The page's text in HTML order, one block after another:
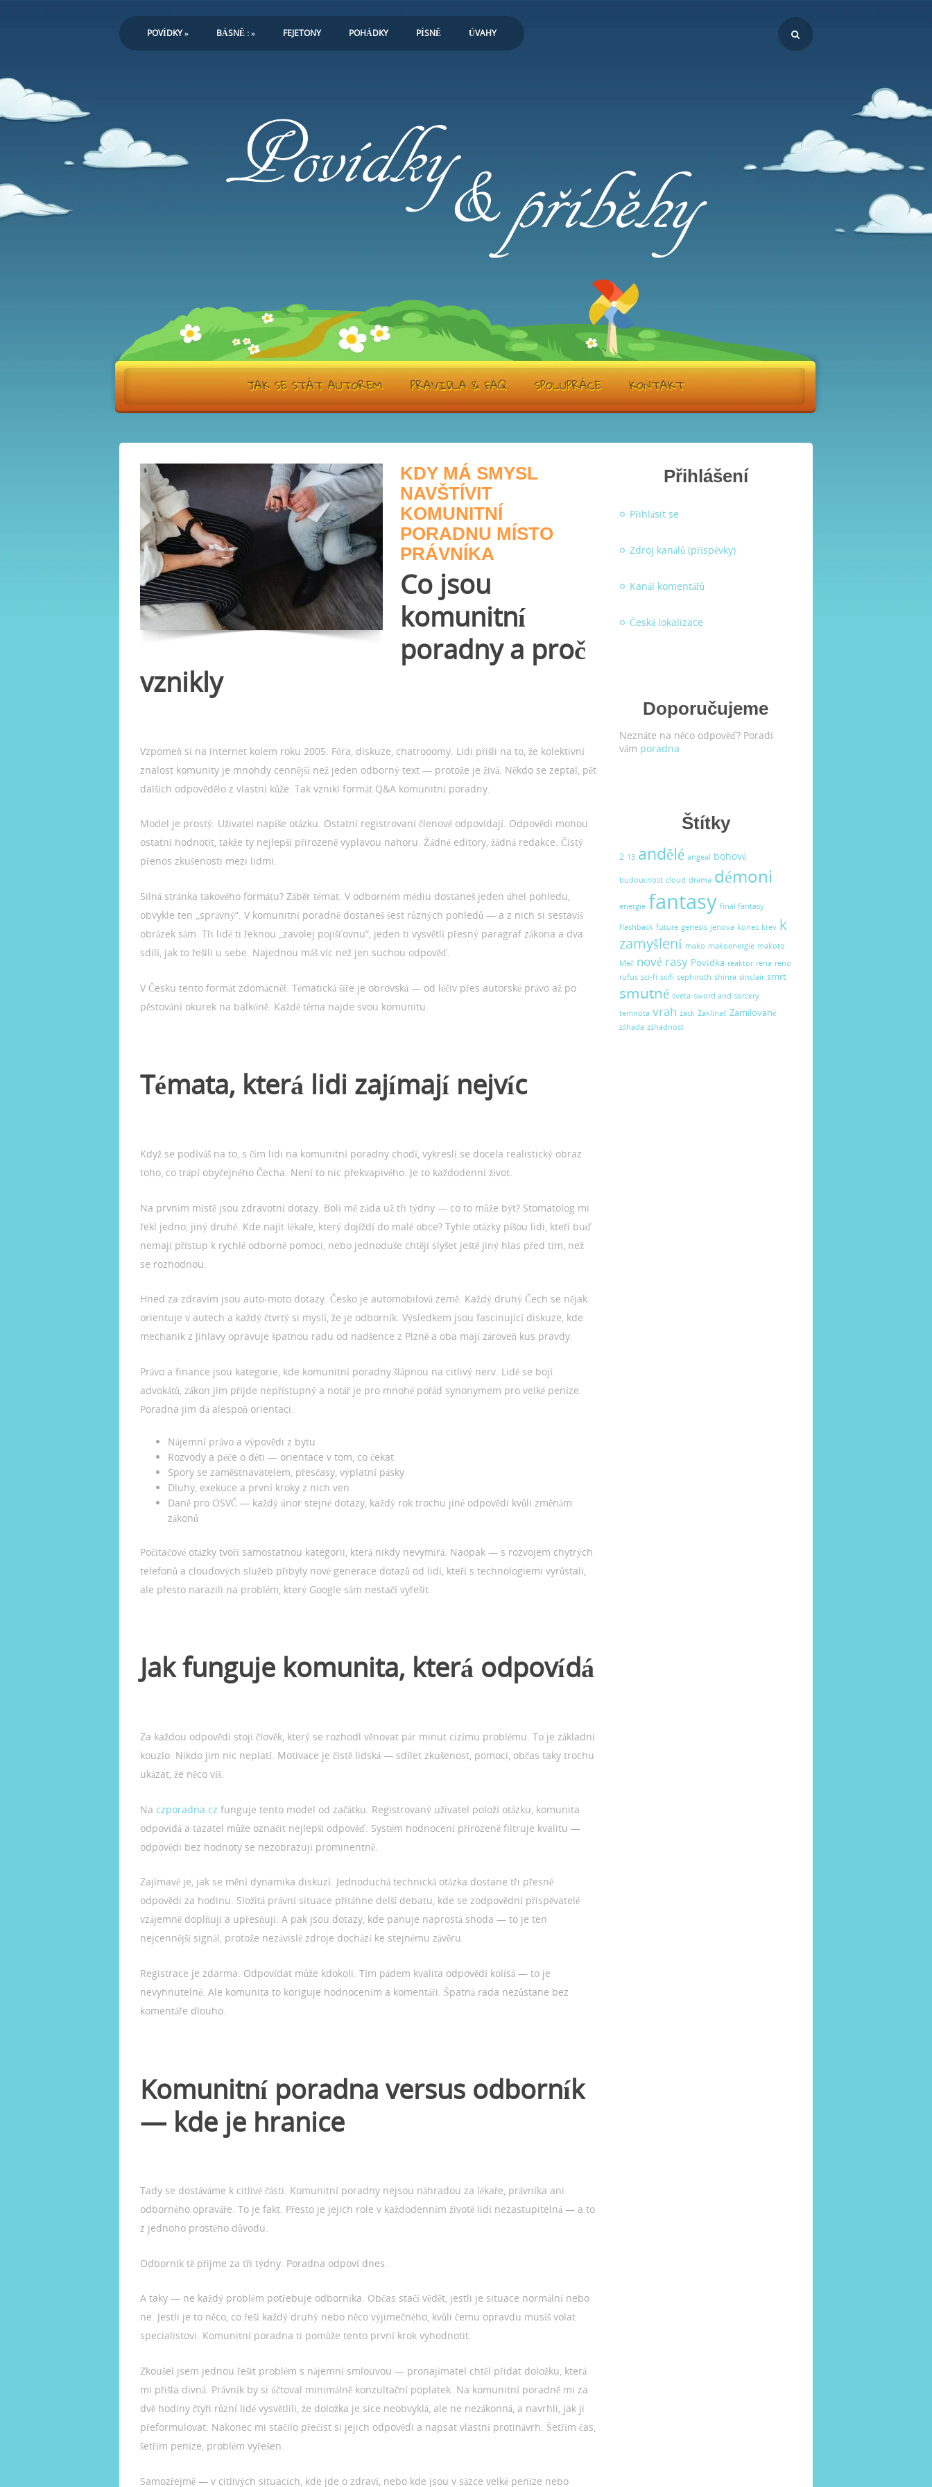
POVÍDKY» BÁSNĚ :» FEJETONY POHÁDKY PÍSNĚ ÚVAHY
JAK SE STÁT AUTOREM PRAVIDLA & FAQ SPOLUPRÁCE KONTAKT
KDY MÁ SMYSL
NAVŠTÍVIT
KOMUNITNÍ
PORADNU MÍSTO
PRÁVNÍKA
Co jsou
komunitní
poradny a proč
vznikly
Vzpomeň si na internet kolem roku 2005. Fóra, diskuze, chatrooomy. Lidi přišli na to, že kolektivní
znalost komunity je mnohdy cennější než jeden odborný text — protože je živá. Někdo se zeptal, pět
dalších odpovědělo z vlastní kůže. Tak vznikl formát Q&A komunitní poradny.
Model je prostý. Uživatel napíše otázku. Ostatní registrovaní členové odpovídají. Odpovědi mohou
ostatní hodnotit, takže ty nejlepší přirozeně vyplavou nahoru. Žádné editory, žádná redakce. Čistý
přenos zkušenosti mezi lidmi.
Silná stránka takového formátu? Záběr témat. V odborném médiu dostaneš jeden úhel pohledu,
obvykle ten „správný“. V komunitní poradně dostaneš šest různých pohledů — a z nich si sestavíš
obrázek sám. Tři lidé ti řeknou „zavolej pojišťovnu“, jeden ti vysvětlí přesný paragraf zákona a dva
sdílí, jak to řešili u sebe. Najednou máš víc než jen suchou odpověď.
V Česku tento formát zdomácněl. Tématická šíře je obrovská — od léčiv přes autorské právo až po
pěstování okurek na balkóně. Každé téma najde svou komunitu.
Témata, která lidi zajímají nejvíc
Když se podíváš na to, s čím lidi na komunitní poradny chodí, vykreslí se docela realistický obraz
toho, co trápí obyčejného Čecha. Není to nic překvapivého. Je to každodenní život.
Na prvním místě jsou zdravotní dotazy. Bolí mě záda už tři týdny — co to může být? Stomatolog mi
řekl jedno, jiný druhé. Kde najít lékaře, který dojíždí do malé obce? Tyhle otázky píšou lidi, kteří buď
nemají přístup k rychlé odborné pomoci, nebo jednoduše chtějí slyšet ještě jiný hlas před tím, než
se rozhodnou.
Hned za zdravím jsou auto-moto dotazy. Česko je automobilová země. Každý druhý Čech se nějak
orientuje v autech a každý čtvrtý si myslí, že je odborník. Výsledkem jsou fascinující diskuze, kde
mechanik z Jihlavy opravuje špatnou radu od nadšence z Plzně a oba mají zároveň kus pravdy.
Právo a finance jsou kategorie, kde komunitní poradny šlápnou na citlivý nerv. Lidé se bojí
advokátů, zákon jim přijde nepřístupný a notář je pro mnohé pořád synonymem pro velké peníze.
Poradna jim dá alespoň orientaci.
Nájemní právo a výpovědi z bytu
Rozvody a péče o děti — orientace v tom, co čekat
Spory se zaměstnavatelem, přesčasy, výplatní pásky
Dluhy, exekuce a první kroky z nich ven
Daně pro OSVČ — každý únor stejné dotazy, každý rok trochu jiné odpovědi kvůli změnám
zákonů
Počítačové otázky tvoří samostatnou kategorii, která nikdy nevymírá. Naopak — s rozvojem chytrých
telefonů a cloudových služeb přibyly nové generace dotazů od lidí, kteří s technologiemi vyrůstali,
ale přesto narazili na problém, který Google sám nestačí vyřešit.
Jak funguje komunita, která odpovídá
Za každou odpovědí stojí člověk, který se rozhodl věnovat pár minut cizímu problému. To je základní
kouzlo. Nikdo jim nic neplatí. Motivace je čistě lidská — sdílet zkušenost, pomoci, občas taky trochu
ukázat, že něco víš.
Na czporadna.cz funguje tento model od začátku. Registrovaný uživatel položí otázku, komunita
odpovídá a tazatel může označit nejlepší odpověď. Systém hodnocení přirozeně filtruje kvalitu —
odpovědi bez hodnoty se nezobrazují prominentně.
Zajímavé je, jak se mění dynamika diskuzí. Jednoduchá technická otázka dostane tři přesné
odpovědi za hodinu. Složitá právní situace přitáhne delší debatu, kde se zodpovědní přispěvatelé
vzájemně doplňují a upřesňují. A pak jsou dotazy, kde panuje naprostá shoda — to je ten
nejcennější signál, protože nezávislé zdroje dochází ke stejnému závěru.
Registrace je zdarma. Odpovídat může kdokoli. Tím pádem kvalita odpovědí kolísá — to je
nevyhnutelné. Ale komunita to koriguje hodnocením a komentáři. Špatná rada nezůstane bez
komentáře dlouho.
Komunitní poradna versus odborník
— kde je hranice
Tady se dostáváme k citlivé části. Komunitní poradny nejsou náhradou za lékaře, právníka ani
odborného opraváře. To je fakt. Přesto je jejich role v každodenním životě lidí nezastupitelná — a to
z jednoho prostého důvodu.
Odborník tě přijme za tři týdny. Poradna odpoví dnes.
A taky — ne každý problém potřebuje odborníka. Občas stačí vědět, jestli je situace normální nebo
ne. Jestli je to něco, co řeší každý druhý nebo něco výjimečného, kvůli čemu opravdu musíš volat
specialistovi. Komunitní poradna ti pomůže tento první krok vyhodnotit.
Zkoušel jsem jednou řešit problém s nájemní smlouvou — pronajímatel chtěl přidat doložku, která
mi přišla divná. Právník by si účtoval minimálně konzultační poplatek. Na komunitní poradně mi za
dvě hodiny čtyři různí lidé vysvětlili, že doložka je sice neobvyklá, ale ne nezákonná, a navrhli, jak ji
přeformulovat. Nakonec mi stačilo přečíst si jejich odpovědi a napsat vlastní protinávrh. Šetřím čas,
šetřím peníze, problém vyřešen.
Samozřejmě — v citlivých situacích, kde jde o zdraví, nebo kde jsou v sázce velké peníze nebo
Přihlášení
Přihlásit se
Zdroj kanálů (příspěvky)
Kanál komentářů
Česká lokalizace
Doporučujeme
Neznáte na něco odpověď? Poradí
vám poradna
Štítky
2 13 andělé angeal bohové
budoucnost cloud drama démoni
energie fantasy final fantasy
flashback future genesis jenova konec krev k
zamyšlení mako makoenergie makoto
Meč nové rasy Povídka reaktor rena reno
rufus sci-fi scifi sephiroth shinra sinclair smrt
smutné sveta sword and sorcery
temnota vrah zack Zaklínač Zamilované
záhada záhadnost